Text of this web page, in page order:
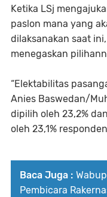
Ketika LSj
paslon mana yang
dilaksanakan saat
menegaskan
“Elektabilitas
Anies Baswedan/
dipilih oleh 23,2%
oleh 23,1%
Baca Juga :
Pembicara